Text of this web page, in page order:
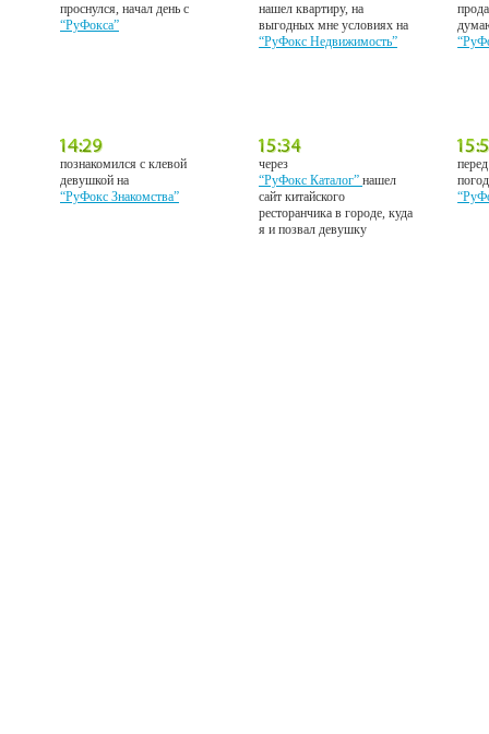
проснулся, начал день с
“РуФокса”
нашел квартиру, на
выгодных мне условиях на
“РуФокс Недвижимость”
познакомился с клевой
девушкой на
“РуФокс Знакомства”
через
“РуФокс Каталог”нашел
сайт китайского
ресторанчика в городе, куда
я и позвал девушку